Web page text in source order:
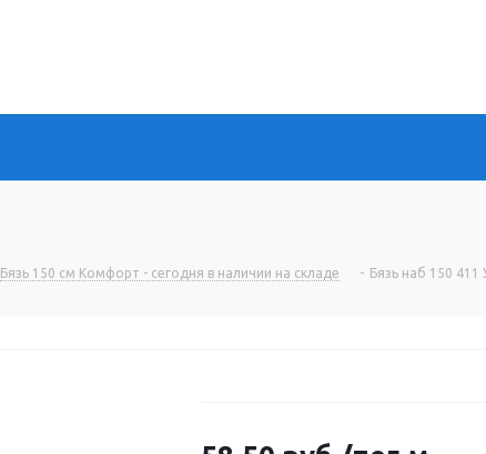
Бязь 150 см Комфорт - сегодня в наличии на складе - Бязь наб 150 411